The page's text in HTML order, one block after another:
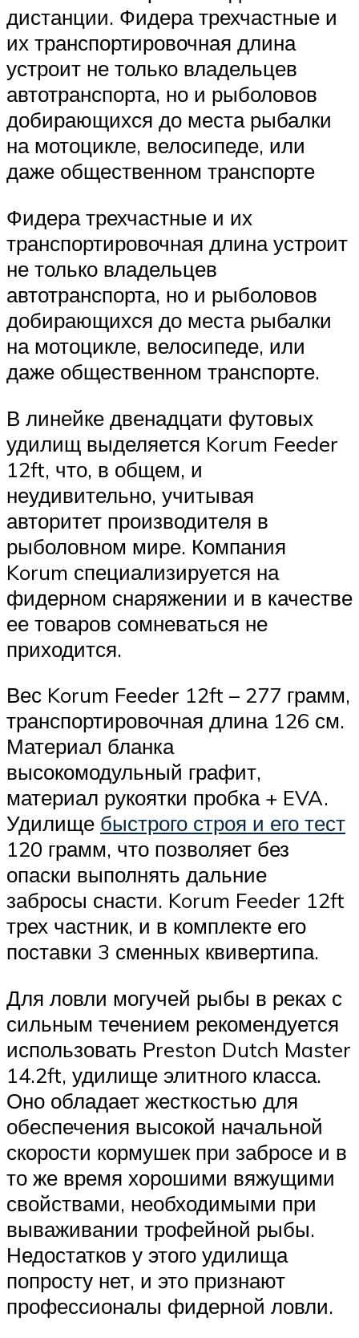
дистанции. Фидера трехчастные и
их транспортировочная длина
устроит не только владельцев
автотранспорта, но и рыболовов
добирающихся до места рыбалки
на мотоцикле, велосипеде, или
даже общественном транспорте
Фидера трехчастные и их
транспортировочная длина устроит
не только владельцев
автотранспорта, но и рыболовов
добирающихся до места рыбалки
на мотоцикле, велосипеде, или
даже общественном транспорте.
В линейке двенадцати футовых
удилищ выделяется Korum Feeder
12ft, что, в общем, и
неудивительно, учитывая
авторитет производителя в
рыболовном мире. Компания
Korum специализируется на
фидерном снаряжении и в качестве
ее товаров сомневаться не
приходится.
Вес Korum Feeder 12ft – 277 грамм,
транспортировочная длина 126 см.
Материал бланка
высокомодульный графит,
материал рукоятки пробка + EVA.
Удилище быстрого строя и его тест
120 грамм, что позволяет без
опаски выполнять дальние
забросы снасти. Korum Feeder 12ft
трех частник, и в комплекте его
поставки 3 сменных квивертипа.
Для ловли могучей рыбы в реках с
сильным течением рекомендуется
использовать Preston Dutch Master
14.2ft, удилище элитного класса.
Оно обладает жесткостью для
обеспечения высокой начальной
скорости кормушек при забросе и в
то же время хорошими вяжущими
свойствами, необходимыми при
вываживании трофейной рыбы.
Недостатков у этого удилища
попросту нет, и это признают
профессионалы фидерной ловли.